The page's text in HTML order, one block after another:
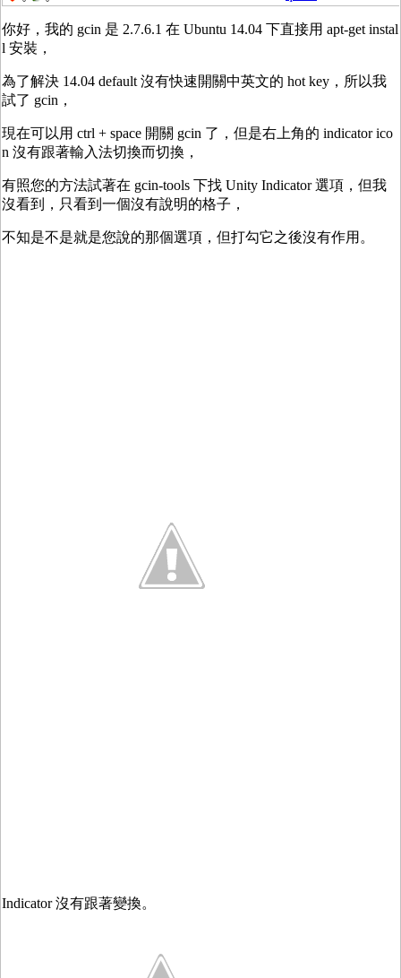
你好，我的 gcin 是 2.7.6.1 在 Ubuntu 14.04 下直接用 apt-get instal
l 安裝，
為了解決 14.04 default 沒有快速開關中英文的 hot key，所以我
試了 gcin，
現在可以用 ctrl + space 開關 gcin 了，但是右上角的 indicator ico
n 沒有跟著輸入法切換而切換，
有照您的方法試著在 gcin-tools 下找 Unity Indicator 選項，但我
沒看到，只看到一個沒有說明的格子，
不知是不是就是您說的那個選項，但打勾它之後沒有作用。
Indicator 沒有跟著變換。